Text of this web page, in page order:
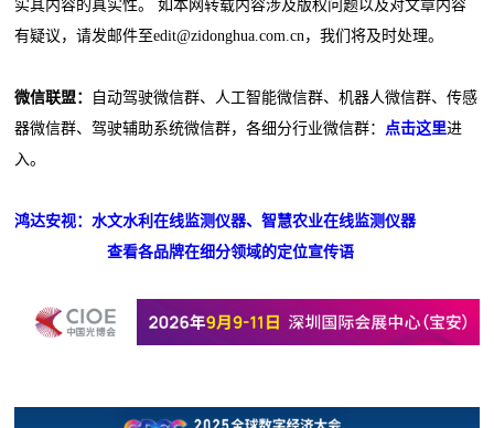
实其内容的真实性。 如本网转载内容涉及版权问题以及对文章内容
有疑议，请发邮件至edit@zidonghua.com.cn，我们将及时处理。
微信联盟：
自动驾驶微信群、人工智能微信群、机器人微信群、传感
器微信群、驾驶辅助系统微信群，各细分行业微信群： 点击这里进
入。
鸿达安视：水文水利在线监测仪器、智慧农业在线监测仪器
查看各品牌在细分领域的定位宣传语